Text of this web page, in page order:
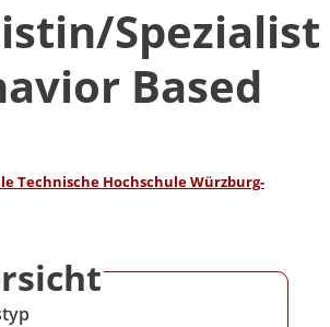
Spezialist
Based